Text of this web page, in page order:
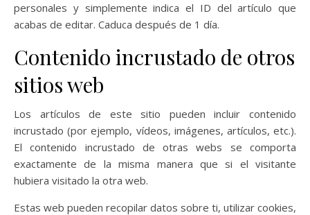
personales y simplemente indica el ID del artículo que
acabas de editar. Caduca después de 1 día.
Contenido incrustado de otros
sitios web
Los artículos de este sitio pueden incluir contenido
incrustado (por ejemplo, vídeos, imágenes, artículos, etc.).
El contenido incrustado de otras webs se comporta
exactamente de la misma manera que si el visitante
hubiera visitado la otra web.
Estas web pueden recopilar datos sobre ti, utilizar cookies,